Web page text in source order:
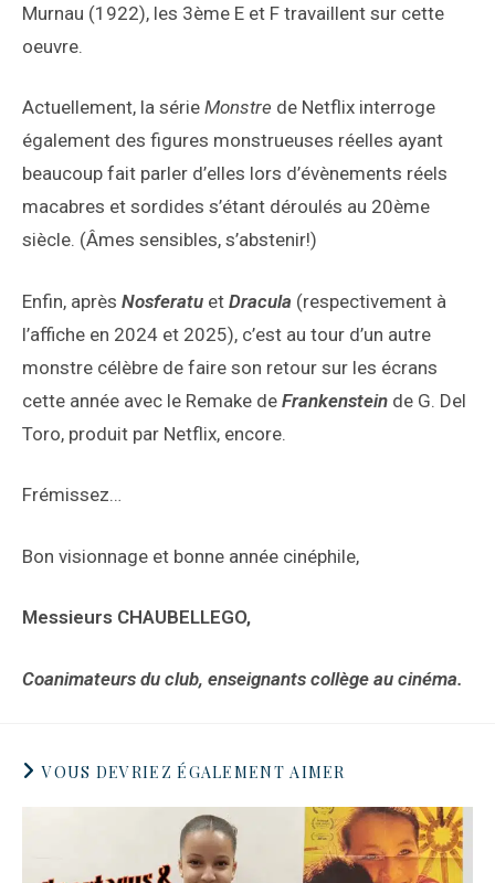
Murnau (1922), les 3ème E et F travaillent sur cette
oeuvre.
Actuellement, la série Monstre de Netflix interroge
également des figures monstrueuses réelles ayant
beaucoup fait parler d’elles lors d’évènements réels
macabres et sordides s’étant déroulés au 20ème
siècle. (Âmes sensibles, s’abstenir!)
Enfin, après Nosferatu et Dracula (respectivement à
l’affiche en 2024 et 2025), c’est au tour d’un autre
monstre célèbre de faire son retour sur les écrans
cette année avec le Remake de Frankenstein de G. Del
Toro, produit par Netflix, encore.
Frémissez…
Bon visionnage et bonne année cinéphile,
Messieurs CHAUBELLEGO,
Coanimateurs du club, enseignants collège au cinéma.
VOUS DEVRIEZ ÉGALEMENT AIMER